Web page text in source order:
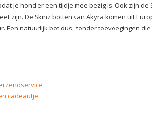
je hond er een tijdje mee bezig is. Ook zijn de
zijn. De Skinz botten van Akyra komen uit
Een natuurlijk bot dus, zonder toevoegingen
cadeautje